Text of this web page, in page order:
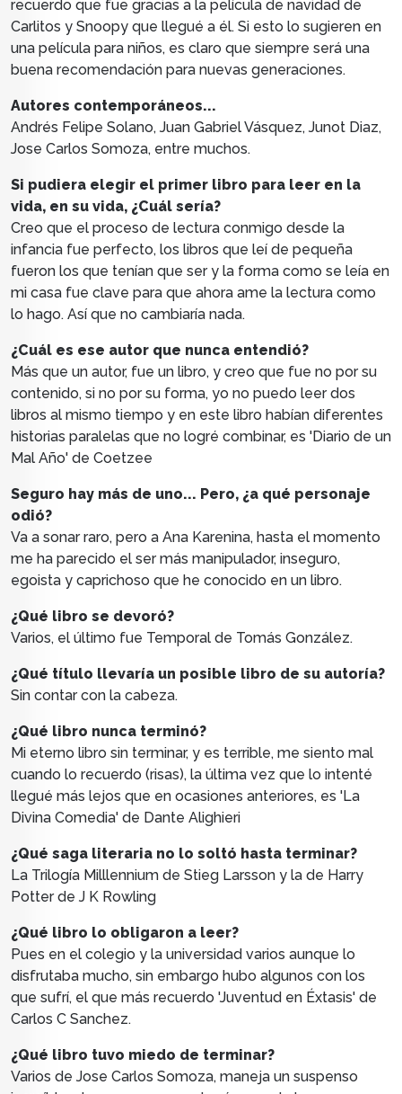
recuerdo que fue gracias a la película de navidad de
Carlitos y Snoopy que llegué a él. Si esto lo sugieren en
una película para niños, es claro que siempre será una
buena recomendación para nuevas generaciones.
Autores contemporáneos...
Andrés Felipe Solano, Juan Gabriel Vásquez, Junot Diaz,
Jose Carlos Somoza, entre muchos.
Si pudiera elegir el primer libro para leer en la
vida, en su vida, ¿Cuál sería?
Creo que el proceso de lectura conmigo desde la
infancia fue perfecto, los libros que leí de pequeña
fueron los que tenían que ser y la forma como se leía en
mi casa fue clave para que ahora ame la lectura como
lo hago. Así que no cambiaría nada.
¿Cuál es ese autor que nunca entendió?
Más que un autor, fue un libro, y creo que fue no por su
contenido, si no por su forma, yo no puedo leer dos
libros al mismo tiempo y en este libro habían diferentes
historias paralelas que no logré combinar, es 'Diario de un
Mal Año' de Coetzee
Seguro hay más de uno... Pero, ¿a qué personaje
odió?
Va a sonar raro, pero a Ana Karenina, hasta el momento
me ha parecido el ser más manipulador, inseguro,
egoista y caprichoso que he conocido en un libro.
¿Qué libro se devoró?
Varios, el último fue Temporal de Tomás González.
¿Qué título llevaría un posible libro de su autoría?
Sin contar con la cabeza.
¿Qué libro nunca terminó?
Mi eterno libro sin terminar, y es terrible, me siento mal
cuando lo recuerdo (risas), la última vez que lo intenté
llegué más lejos que en ocasiones anteriores, es 'La
Divina Comedia' de Dante Alighieri
¿Qué saga literaria no lo soltó hasta terminar?
La Trilogía Milllennium de Stieg Larsson y la de Harry
Potter de J K Rowling
¿Qué libro lo obligaron a leer?
Pues en el colegio y la universidad varios aunque lo
disfrutaba mucho, sin embargo hubo algunos con los
que sufrí, el que más recuerdo 'Juventud en Éxtasis' de
Carlos C Sanchez.
¿Qué libro tuvo miedo de terminar?
Varios de Jose Carlos Somoza, maneja un suspenso